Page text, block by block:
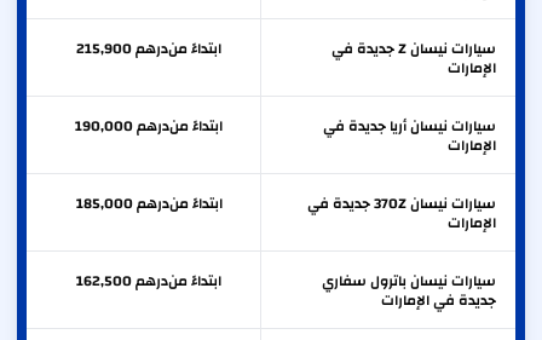
سيارات نيسان Z جديدة في
الإمارات
ابتداءً من 215,900درهم
سيارات نيسان أريا جديدة في
الإمارات
ابتداءً من 190,000درهم
سيارات نيسان 370Z جديدة في
الإمارات
ابتداءً من 185,000درهم
سيارات نيسان باترول سفاري
جديدة في الإمارات
ابتداءً من 162,500درهم